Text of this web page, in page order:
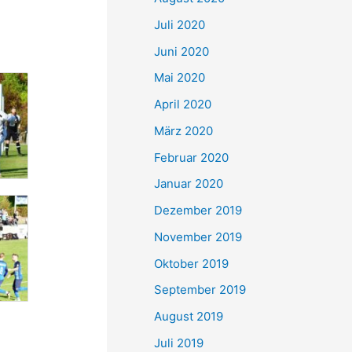
Juli 2020
Juni 2020
Mai 2020
April 2020
März 2020
Februar 2020
Januar 2020
Dezember 2019
November 2019
Oktober 2019
September 2019
August 2019
Juli 2019